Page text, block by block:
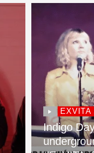
EXVITA
Indigo